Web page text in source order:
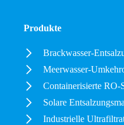
Produkte
Brackwasser-
Meerwasser-
Containerisierte RO-
Solare
Industrielle